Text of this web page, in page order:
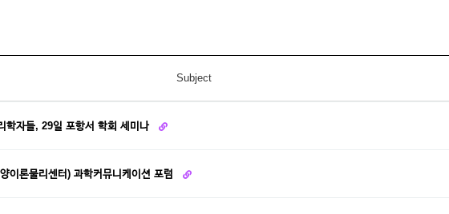
Subject
학자들, 29일 포항서 학회 세미나
이론물리센터) 과학커뮤니케이션 포럼